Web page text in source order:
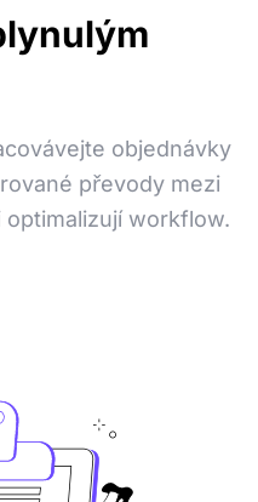
objednávky
převody mezi
workflow.